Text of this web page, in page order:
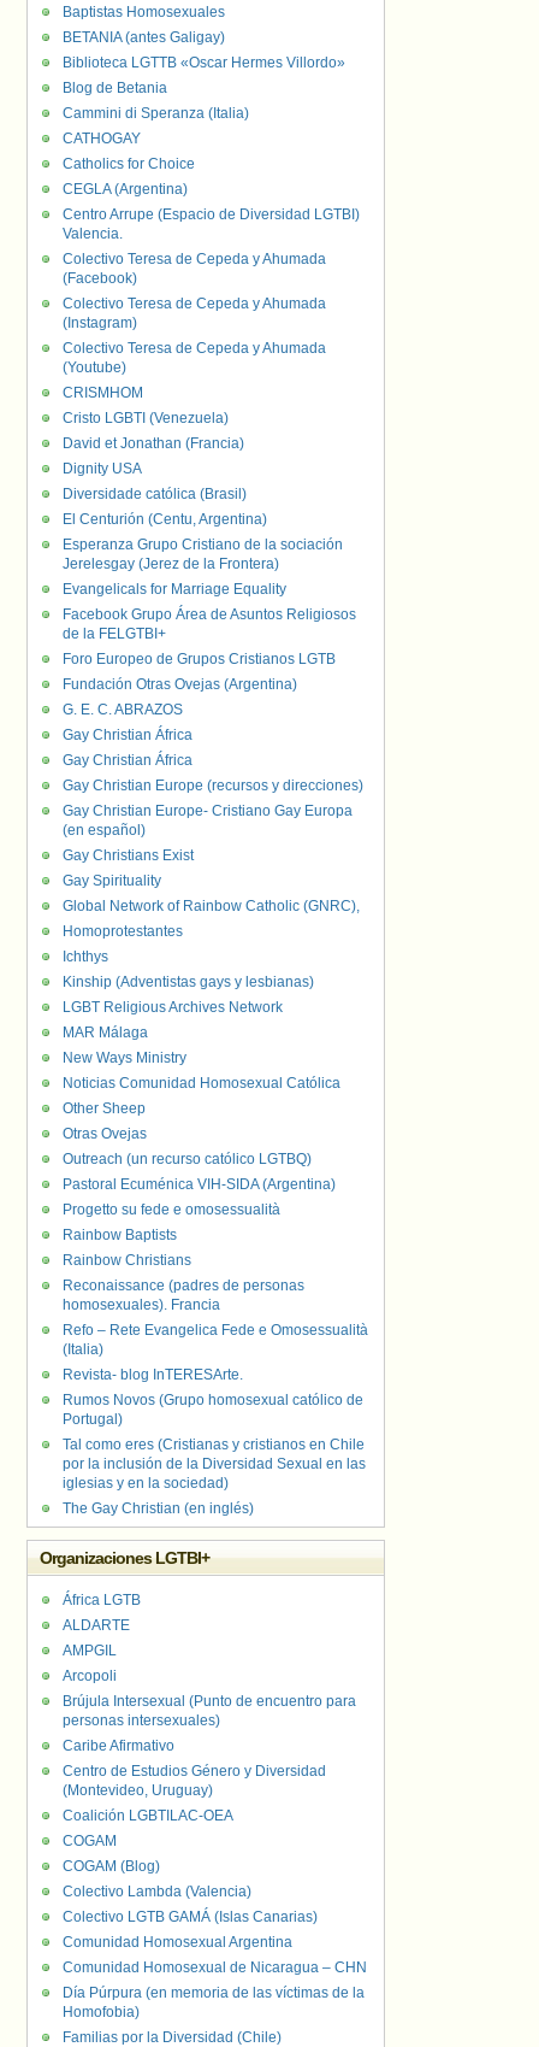
Baptistas Homosexuales
BETANIA (antes Galigay)
Biblioteca LGTTB «Oscar Hermes Villordo»
Blog de Betania
Cammini di Speranza (Italia)
CATHOGAY
Catholics for Choice
CEGLA (Argentina)
Centro Arrupe (Espacio de Diversidad LGTBI)
Valencia.
Colectivo Teresa de Cepeda y Ahumada
(Facebook)
Colectivo Teresa de Cepeda y Ahumada
(Instagram)
Colectivo Teresa de Cepeda y Ahumada
(Youtube)
CRISMHOM
Cristo LGBTI (Venezuela)
David et Jonathan (Francia)
Dignity USA
Diversidade católica (Brasil)
El Centurión (Centu, Argentina)
Esperanza Grupo Cristiano de la sociación
Jerelesgay (Jerez de la Frontera)
Evangelicals for Marriage Equality
Facebook Grupo Área de Asuntos Religiosos
de la FELGTBI+
Foro Europeo de Grupos Cristianos LGTB
Fundación Otras Ovejas (Argentina)
G. E. C. ABRAZOS
Gay Christian África
Gay Christian África
Gay Christian Europe (recursos y direcciones)
Gay Christian Europe- Cristiano Gay Europa
(en español)
Gay Christians Exist
Gay Spirituality
Global Network of Rainbow Catholic (GNRC),
Homoprotestantes
Ichthys
Kinship (Adventistas gays y lesbianas)
LGBT Religious Archives Network
MAR Málaga
New Ways Ministry
Noticias Comunidad Homosexual Católica
Other Sheep
Otras Ovejas
Outreach (un recurso católico LGTBQ)
Pastoral Ecuménica VIH-SIDA (Argentina)
Progetto su fede e omosessualità
Rainbow Baptists
Rainbow Christians
Reconaissance (padres de personas
homosexuales). Francia
Refo – Rete Evangelica Fede e Omosessualità
(Italia)
Revista- blog InTERESArte.
Rumos Novos (Grupo homosexual católico de
Portugal)
Tal como eres (Cristianas y cristianos en Chile
por la inclusión de la Diversidad Sexual en las
iglesias y en la sociedad)
The Gay Christian (en inglés)
Organizaciones LGTBI+
África LGTB
ALDARTE
AMPGIL
Arcopoli
Brújula Intersexual (Punto de encuentro para
personas intersexuales)
Caribe Afirmativo
Centro de Estudios Género y Diversidad
(Montevideo, Uruguay)
Coalición LGBTILAC-OEA
COGAM
COGAM (Blog)
Colectivo Lambda (Valencia)
Colectivo LGTB GAMÁ (Islas Canarias)
Comunidad Homosexual Argentina
Comunidad Homosexual de Nicaragua – CHN
Día Púrpura (en memoria de las víctimas de la
Homofobia)
Familias por la Diversidad (Chile)